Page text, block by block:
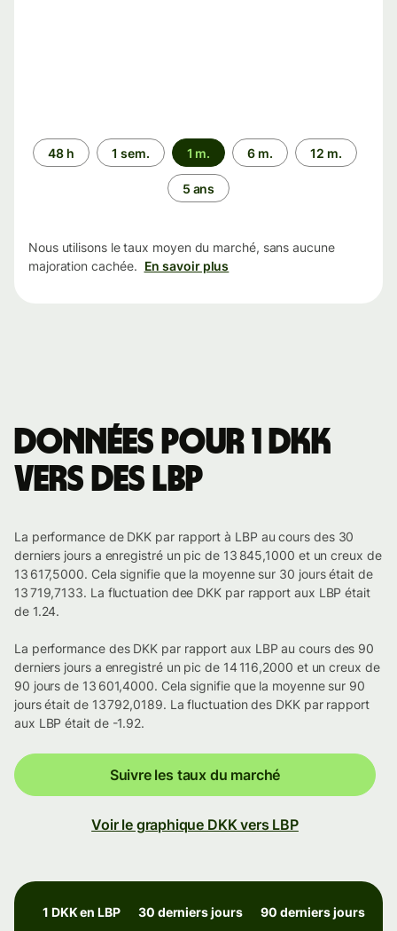
Période
48 h 1 sem. 1 m. 6 m. 12 m.
5 ans
Nous utilisons le taux moyen du marché, sans aucune
majoration cachée. En savoir plus
Données pour 1 DKK
vers des LBP
La performance de DKK par rapport à LBP au cours des 30
derniers jours a enregistré un pic de 13 845,1000 et un creux de
13 617,5000. Cela signifie que la moyenne sur 30 jours était de
13 719,7133. La fluctuation dee DKK par rapport aux LBP était
de 1.24.
La performance des DKK par rapport aux LBP au cours des 90
derniers jours a enregistré un pic de 14 116,2000 et un creux de
90 jours de 13 601,4000. Cela signifie que la moyenne sur 90
jours était de 13 792,0189. La fluctuation des DKK par rapport
aux LBP était de -1.92.
Suivre les taux du marché
Voir le graphique DKK vers LBP
1 DKK en LBP 30 derniers jours 90 derniers jours